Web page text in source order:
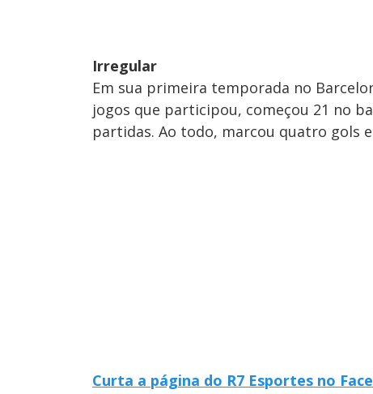
Irregular
Em sua primeira temporada no
jogos que participou, começou 21 no
partidas. Ao todo, marcou quatro gols
Curta a página do R7 Esportes no